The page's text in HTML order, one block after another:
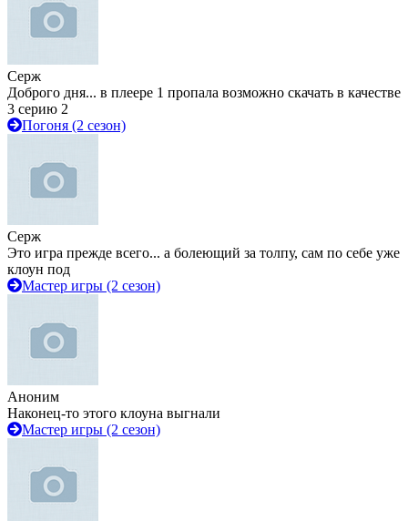
Серж
Доброго дня... в плеере 1 пропала возможно скачать в качестве
3 серию 2
Погоня (2 сезон)
Серж
Это игра прежде всего... а болеющий за толпу, сам по себе уже
клоун под
Мастер игры (2 сезон)
Аноним
Наконец-то этого клоуна выгнали
Мастер игры (2 сезон)